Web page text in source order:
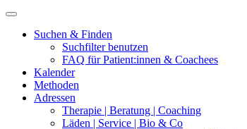
Suchen & Finden
Suchfilter benutzen
FAQ für Patient:innen & Coachees
Kalender
Methoden
Adressen
Therapie | Beratung | Coaching
Läden | Service | Bio & Co